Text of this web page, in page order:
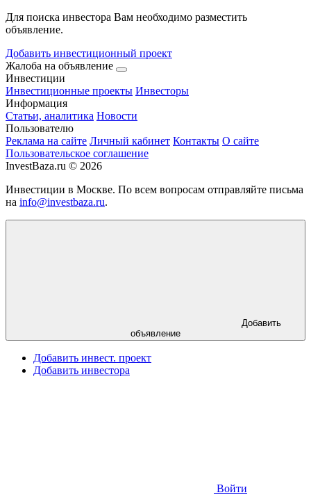
Для поиска инвестора Вам необходимо разместить
объявление.
Добавить инвестиционный проект
Жалоба на объявление
Инвестиции
Инвестиционные проекты Инвесторы
Информация
Статьи, аналитика Новости
Пользователю
Реклама на сайте Личный кабинет Контакты О сайте
Пользовательское соглашение
InvestBaza.ru © 2026
Инвестиции в Москве. По всем вопросам отправляйте письма
на info@investbaza.ru.
Добавить
объявление
Добавить инвест. проект
Добавить инвестора
Войти